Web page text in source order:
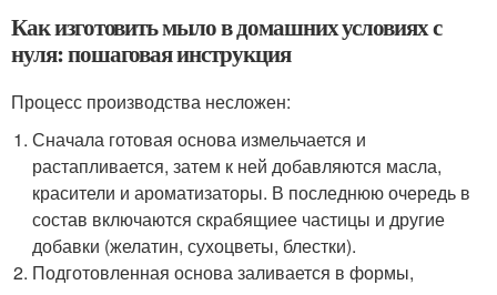
Как изготовить мыло в домашних условиях с
нуля: пошаговая инструкция
Процесс производства несложен:
Сначала готовая основа измельчается и
растапливается, затем к ней добавляются масла,
красители и ароматизаторы. В последнюю очередь в
состав включаются скрабящиее частицы и другие
добавки (желатин, сухоцветы, блестки).
Подготовленная основа заливается в формы,